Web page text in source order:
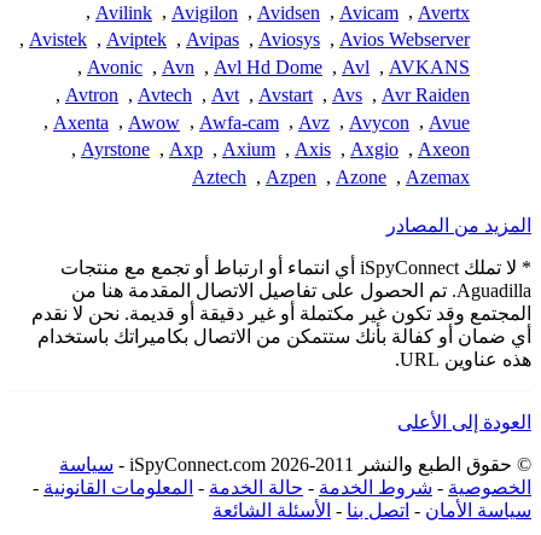
Avertx
,
Avicam
,
Avidsen
,
Avigilon
,
Avilink
,
Avios Webserver
,
Aviosys
,
Avipas
,
Aviptek
,
Avistek
,
AVKANS
,
Avl
,
Avl Hd Dome
,
Avn
,
Avonic
,
Avr Raiden
,
Avs
,
Avstart
,
Avt
,
Avtech
,
Avtron
,
Avue
,
Avycon
,
Avz
,
Awfa-cam
,
Awow
,
Axenta
,
Axeon
,
Axgio
,
Axis
,
Axium
,
Axp
,
Ayrstone
,
Azemax
,
Azone
,
Azpen
,
Aztech
المزيد من المصادر
* لا تملك iSpyConnect أي انتماء أو ارتباط أو تجمع مع منتجات
Aguadilla. تم الحصول على تفاصيل الاتصال المقدمة هنا من
المجتمع وقد تكون غير مكتملة أو غير دقيقة أو قديمة. نحن لا نقدم
أي ضمان أو كفالة بأنك ستتمكن من الاتصال بكاميراتك باستخدام
هذه عناوين URL.
العودة إلى الأعلى
© حقوق الطبع والنشر 2011-2026 iSpyConnect.com -
سياسة
الخصوصية - شروط الخدمة - حالة الخدمة - المعلومات القانونية -
سياسة الأمان - اتصل بنا - الأسئلة الشائعة